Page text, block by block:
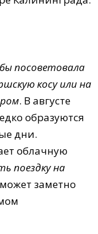
посоветовала
косу или на
. В августе
образуются
дни.
облачную
поездку на
заметно